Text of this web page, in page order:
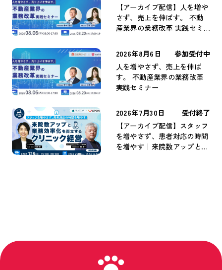
【アーカイブ配信】人を増や
さず、売上を伸ばす。 不動
産業界の業務改革 実践セミ
2026年8月6日
参加受付中
人を増やさず、売上を伸ば
す。 不動産業界の業務改革
実践セミナー
2026年7月30日
受付終了
【アーカイブ配信】スタッフ
を増やさず、患者対応の時間
を増やす｜来院数アップと業